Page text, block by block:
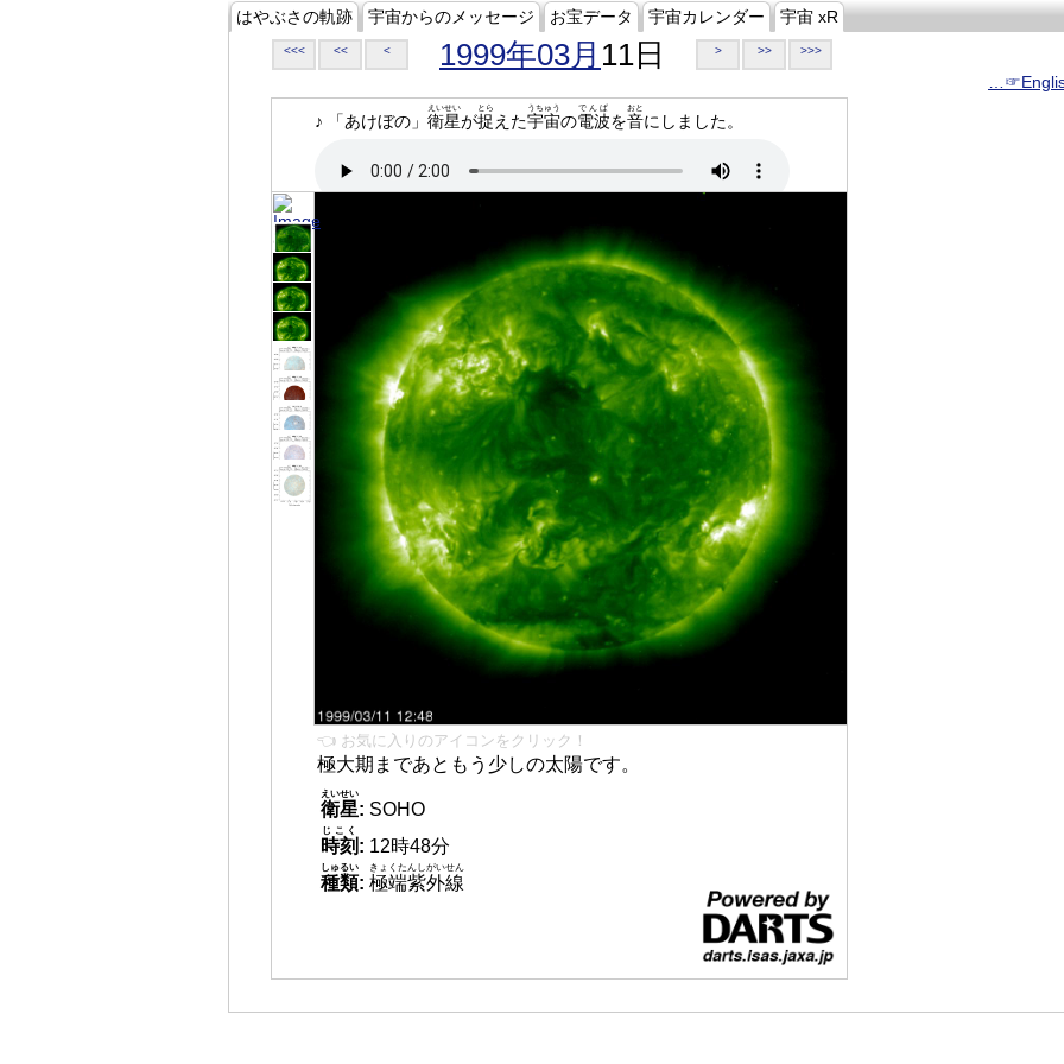
はやぶさの軌跡 宇宙からのメッセージ お宝データ 宇宙カレンダー 宇宙 xR
<<< << < 1999年03月 11日 > >> >>>
♪ 「あけぼの」 衛星
えいせい
が捉
とら
えた宇宙
うちゅう
の電波
でんぱ
を音
おと
にしました。
👈 お気に入りのアイコンをクリック！
極大期まであともう少しの太陽です。
衛星
えいせい
: SOHO
時刻
じこく
: 12時48分
種類
しゅるい
: 極端紫外線
きょくたんしがいせん